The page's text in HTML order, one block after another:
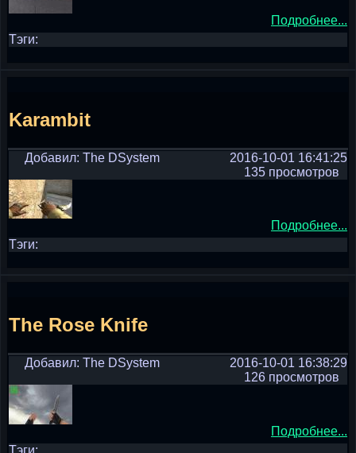
Подробнее...
Тэги:
Karambit
Добавил: The DSystem
2016-10-01 16:41:25
135 просмотров
Подробнее...
Тэги:
The Rose Knife
Добавил: The DSystem
2016-10-01 16:38:29
126 просмотров
Подробнее...
Тэги: